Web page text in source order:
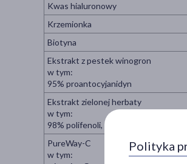
Kwas hialuronowy
Krzemionka
Biotyna
Ekstrakt z pestek winogron
w tym:
95% proantocyjanidyn
Ekstrakt zielonej herbaty
w tym:
98% polifenoli, 80% katechin, 55%
PureWay-C
w tym:
Polityka